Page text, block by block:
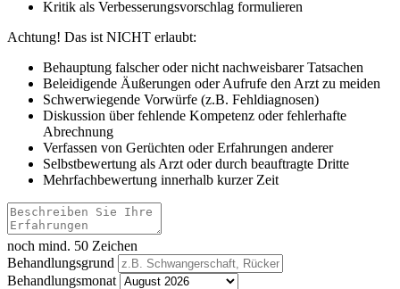
Kritik als Verbesserungsvorschlag formulieren
Achtung! Das ist NICHT erlaubt:
Behauptung falscher oder nicht nachweisbarer Tatsachen
Beleidigende Äußerungen oder Aufrufe den Arzt zu meiden
Schwerwiegende Vorwürfe (z.B. Fehldiagnosen)
Diskussion über fehlende Kompetenz oder fehlerhafte
Abrechnung
Verfassen von Gerüchten oder Erfahrungen anderer
Selbstbewertung als Arzt oder durch beauftragte Dritte
Mehrfachbewertung innerhalb kurzer Zeit
noch mind. 50 Zeichen
Behandlungsgrund
Behandlungsmonat